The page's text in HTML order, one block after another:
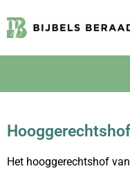
Het hooggerechtshof